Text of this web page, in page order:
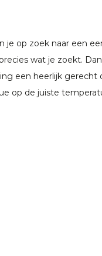
je op zoek naar een
wat je zoekt.
een heerlijk gerecht
op de juiste